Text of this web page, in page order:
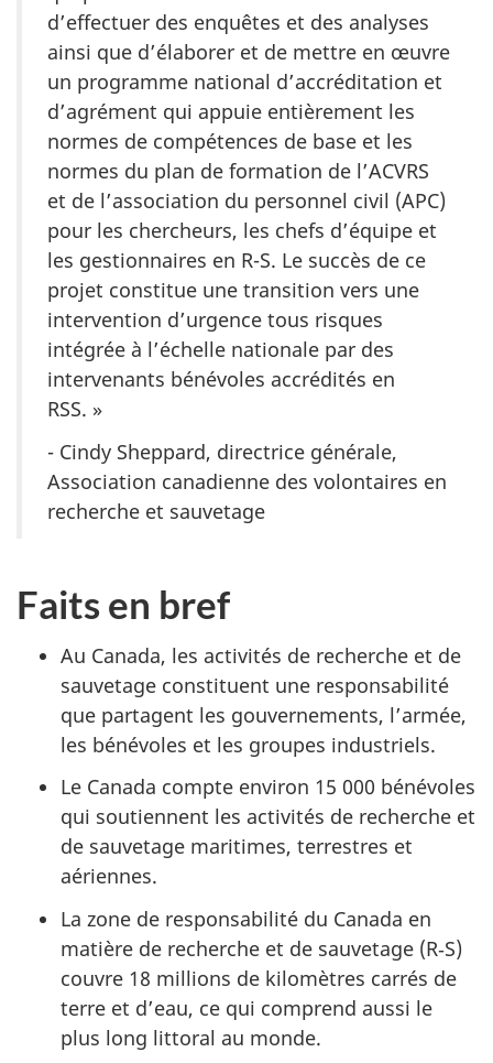
d’effectuer des enquêtes et des analyses
ainsi que d’élaborer et de mettre en œuvre
un programme national d’accréditation et
d’agrément qui appuie entièrement les
normes de compétences de base et les
normes du plan de formation de l’ACVRS
et de l’association du personnel civil (APC)
pour les chercheurs, les chefs d’équipe et
les gestionnaires en R-S. Le succès de ce
projet constitue une transition vers une
intervention d’urgence tous risques
intégrée à l’échelle nationale par des
intervenants bénévoles accrédités en
RSS. »
- Cindy Sheppard, directrice générale,
Association canadienne des volontaires en
recherche et sauvetage
Faits en bref
Au Canada, les activités de recherche et de
sauvetage constituent une responsabilité
que partagent les gouvernements, l’armée,
les bénévoles et les groupes industriels.
Le Canada compte environ 15 000 bénévoles
qui soutiennent les activités de recherche et
de sauvetage maritimes, terrestres et
aériennes.
La zone de responsabilité du Canada en
matière de recherche et de sauvetage (R‑S)
couvre 18 millions de kilomètres carrés de
terre et d’eau, ce qui comprend aussi le
plus long littoral au monde.